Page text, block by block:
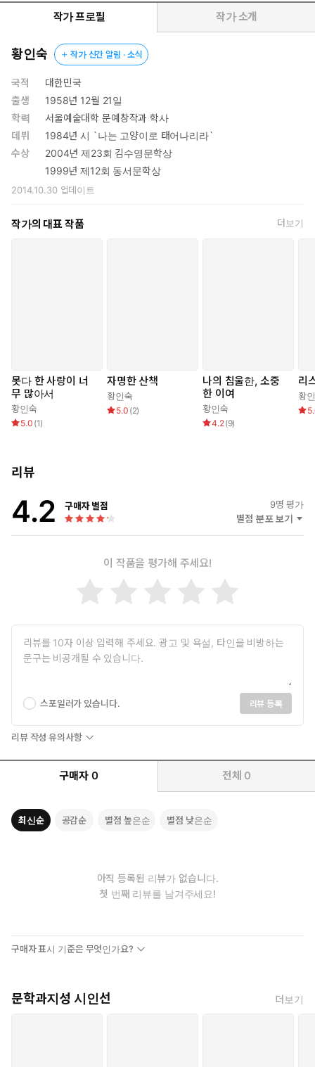
작가 프로필 작가 소개
황인숙 작가 신간 알림 · 소식
국적
대한민국
출생
1958년 12월 21일
학력
서울예술대학 문예창작과 학사
데뷔
1984년 시 `나는 고양이로 태어나리라`
수상
2004년 제23회 김수영문학상
1999년 제12회 동서문학상
2014.10.30업데이트
작가의 대표 작품 더보기
못다 한 사랑이 너
무 많아서
황인숙
5.0 (1)
자명한 산책
황인숙
5.0 (2)
나의 침울한, 소중
한 이여
황인숙
4.2(9)
리
황
리뷰
4.2 구매자 별점 9명 평가
별점 분포 보기
이 작품을 평가해 주세요!
스포일러가 있습니다. 리뷰 등록
리뷰 작성 유의사항
구매자 0 전체 0
최신순 공감순 별점 높은순 별점 낮은순
아직 등록된 리뷰가 없습니다.
첫 번째 리뷰를 남겨주세요!
구매자 표시 기준은 무엇인가요?
문학과지성 시인선 더보기